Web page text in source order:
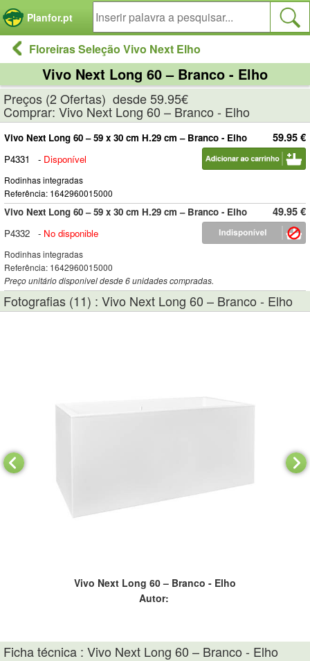
Planfor.pt
Floreiras Seleção Vivo Next Elho
Vivo Next Long 60 – Branco - Elho
Preços (2 Ofertas) desde 59.95€
Comprar: Vivo Next Long 60 – Branco - Elho
59.95 €
Vivo Next Long 60 – 59 x 30 cm H.29 cm – Branco - Elho
P4331
- Disponível
Rodinhas integradas
Referência: 1642960015000
49.95 €
Vivo Next Long 60 – 59 x 30 cm H.29 cm – Branco - Elho
P4332
- No disponible
Rodinhas integradas
Referência: 1642960015000
Preço unitário disponivel desde 6 unidades compradas.
Fotografias (11) : Vivo Next Long 60 – Branco - Elho
Vivo Next Long 60 – Branco - Elho
Autor:
Ficha técnica : Vivo Next Long 60 – Branco - Elho
Painel de Gerenciamento de Cookies